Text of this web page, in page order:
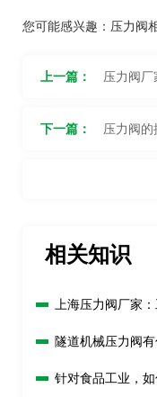
您可能感兴趣： 压力阀
上一篇： 压力阀厂
下一篇： 压力阀的
相关知识
上海压力阀厂家
隧道机械压力阀
针对食品工业，